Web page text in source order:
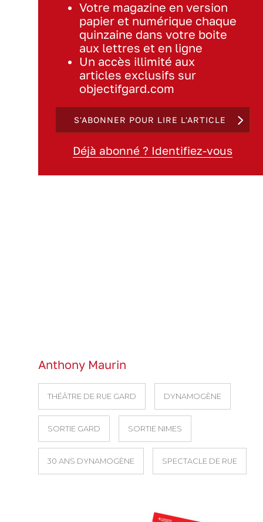
Votre magazine en version
papier et numérique chaque
quinzaine dans votre boite
aux lettres et en ligne
Un accès illimité aux
articles exclusifs sur
objectifgard.com
S'ABONNER POUR LIRE L'ARTICLE
Déjà abonné ? Identifiez-vous
Anthony Maurin
THÉÂTRE DE RUE GARD DYNAMOGÈNE
SORTIE GARD SORTIE NIMES
30 ANS DYNAMOGÈNE SPECTACLE DE RUE